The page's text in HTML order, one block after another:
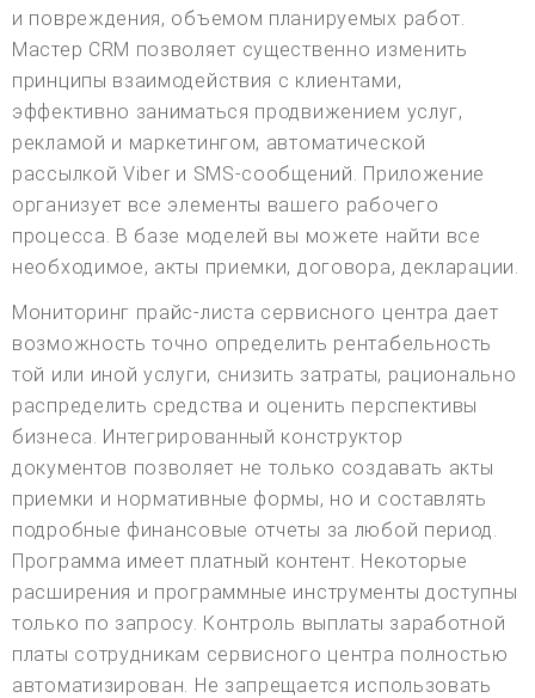
и повреждения, объемом планируемых работ.
Мастер CRM позволяет существенно изменить
принципы взаимодействия с клиентами,
эффективно заниматься продвижением услуг,
рекламой и маркетингом, автоматической
рассылкой Viber и SMS-сообщений. Приложение
организует все элементы вашего рабочего
процесса. В базе моделей вы можете найти все
необходимое, акты приемки, договора, декларации.
Мониторинг прайс-листа сервисного центра дает
возможность точно определить рентабельность
той или иной услуги, снизить затраты, рационально
распределить средства и оценить перспективы
бизнеса. Интегрированный конструктор
документов позволяет не только создавать акты
приемки и нормативные формы, но и составлять
подробные финансовые отчеты за любой период.
Программа имеет платный контент. Некоторые
расширения и программные инструменты доступны
только по запросу. Контроль выплаты заработной
платы сотрудникам сервисного центра полностью
автоматизирован. Не запрещается использовать